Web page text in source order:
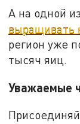
А на одной
выращивать
регион уже
тысяч яиц.
Уважаемые